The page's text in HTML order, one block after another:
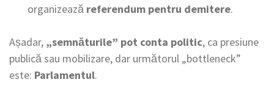
organizează referendum pentru demitere.
Așadar, „semnăturile” pot conta politic, ca presiune
publică sau mobilizare, dar următorul „bottleneck”
este: Parlamentul.